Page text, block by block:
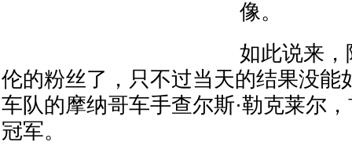
像。
如此说来
伦的粉丝了，只不过当天的结果没能
车队的摩纳哥车手查尔斯·勒克莱尔
冠军。